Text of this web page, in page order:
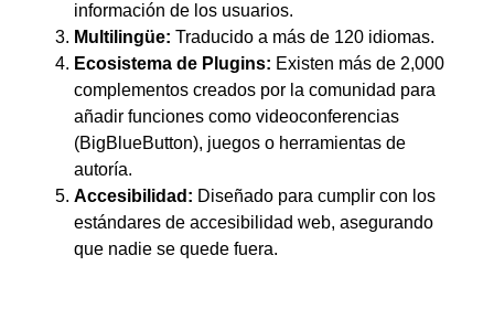
información de los usuarios.
Multilingüe: Traducido a más de 120 idiomas.
Ecosistema de Plugins: Existen más de 2,000
complementos creados por la comunidad para
añadir funciones como videoconferencias
(BigBlueButton), juegos o herramientas de
autoría.
Accesibilidad: Diseñado para cumplir con los
estándares de accesibilidad web, asegurando
que nadie se quede fuera.